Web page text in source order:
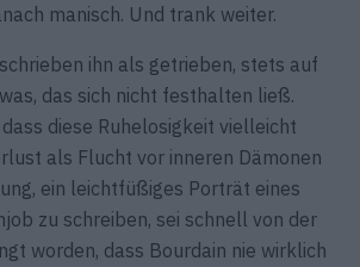
manisch. Und trank weiter.
ihn als getrieben, stets auf
das sich nicht festhalten ließ.
diese Ruhelosigkeit vielleicht
als Flucht vor inneren Dämonen
ein leichtfüßiges Porträt eines
zu schreiben, sei schnell von der
worden, dass Bourdain nie wirklich